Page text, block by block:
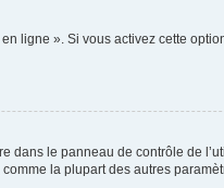
ligne ». Si vous activez cette
dans le panneau de contrôle de
la plupart des autres